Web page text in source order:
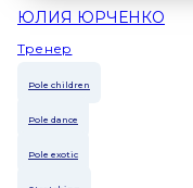
ЮЛИЯ ЮРЧЕНКО
Тренер
Pole children
Pole dance
Pole exotic